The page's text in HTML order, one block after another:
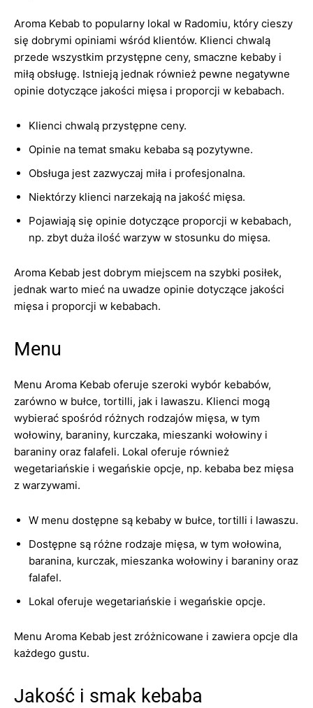
Aroma Kebab to popularny lokal w Radomiu, który cieszy
się dobrymi opiniami wśród klientów. Klienci chwalą
przede wszystkim przystępne ceny, smaczne kebaby i
miłą obsługę. Istnieją jednak również pewne negatywne
opinie dotyczące jakości mięsa i proporcji w kebabach.
Klienci chwalą przystępne ceny.
Opinie na temat smaku kebaba są pozytywne.
Obsługa jest zazwyczaj miła i profesjonalna.
Niektórzy klienci narzekają na jakość mięsa.
Pojawiają się opinie dotyczące proporcji w kebabach,
np. zbyt duża ilość warzyw w stosunku do mięsa.
Aroma Kebab jest dobrym miejscem na szybki posiłek,
jednak warto mieć na uwadze opinie dotyczące jakości
mięsa i proporcji w kebabach.
Menu
Menu Aroma Kebab oferuje szeroki wybór kebabów,
zarówno w bułce, tortilli, jak i lawaszu. Klienci mogą
wybierać spośród różnych rodzajów mięsa, w tym
wołowiny, baraniny, kurczaka, mieszanki wołowiny i
baraniny oraz falafeli. Lokal oferuje również
wegetariańskie i wegańskie opcje, np. kebaba bez mięsa
z warzywami.
W menu dostępne są kebaby w bułce, tortilli i lawaszu.
Dostępne są różne rodzaje mięsa, w tym wołowina,
baranina, kurczak, mieszanka wołowiny i baraniny oraz
falafel.
Lokal oferuje wegetariańskie i wegańskie opcje.
Menu Aroma Kebab jest zróżnicowane i zawiera opcje dla
każdego gustu.
Jakość i smak kebaba